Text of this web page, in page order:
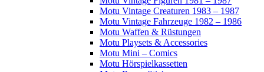
Motu Vintage Creaturen 1983 – 1987
Motu Vintage Fahrzeuge 1982 – 1986
Motu Waffen & Rüstungen
Motu Playsets & Accessories
Motu Mini – Comics
Motu Hörspielkassetten